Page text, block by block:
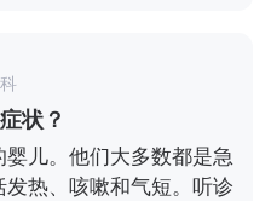
，同时出现寒战。 因
致病菌引起的患者症状
原因包括四肢无力、头
床表现，如怕冷，甚至
物，补充营养，多加强
疫力。
状？
儿。他们大多数都是急
热、咳嗽和气短。听诊